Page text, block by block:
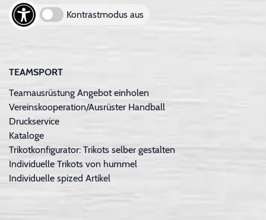
Kontrastmodus aus
TEAMSPORT
Teamausrüstung Angebot einholen
Vereinskooperation/Ausrüster Handball
Druckservice
Kataloge
Trikotkonfigurator: Trikots selber gestalten
Individuelle Trikots von hummel
Individuelle spized Artikel